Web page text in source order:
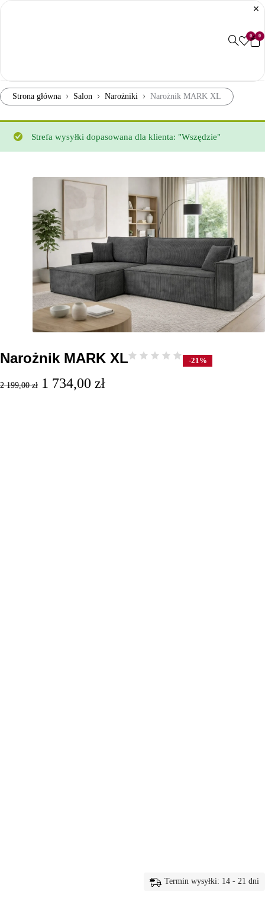
0 0
Strona główna Salon Narożniki Narożnik MARK XL
Strefa wysyłki dopasowana dla klienta: "Wszędzie"
Narożnik MARK XL -21%
2 199,00zł 1 734,00 zł
Termin wysyłki: 14 - 21 dni